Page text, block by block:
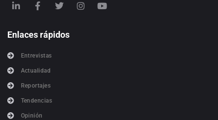
Enlaces rápidos
Entrevistas
Actualidad
Reportajes
Tendencias
Opinión